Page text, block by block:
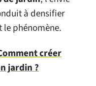
à densifier
phénomène.
créer
jardin ?